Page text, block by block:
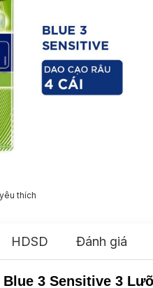
thích
HDSD Đánh giá
3 Sensitive 3